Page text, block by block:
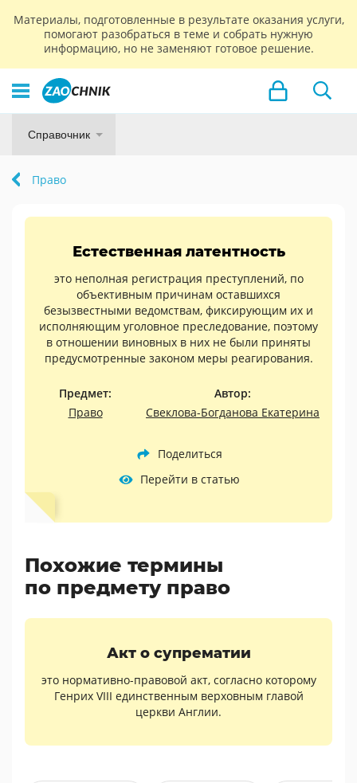
Материалы, подготовленные в результате оказания услуги,
помогают разобраться в теме и собрать нужную
информацию, но не заменяют готовое решение.
Справочник
Право
Естественная латентность
это неполная регистрация преступлений, по
объективным причинам оставшихся
безызвестными ведомствам, фиксирующим их и
исполняющим уголовное преследование, поэтому
в отношении виновных в них не были приняты
предусмотренные законом меры реагирования.
Предмет:
Право
Автор:
Свеклова-Богданова Екатерина
Поделиться
Перейти в статью
Похожие термины
по предмету право
Акт о супрематии
это нормативно-правовой акт, согласно которому
Генрих VIII единственным верховным главой
церкви Англии.